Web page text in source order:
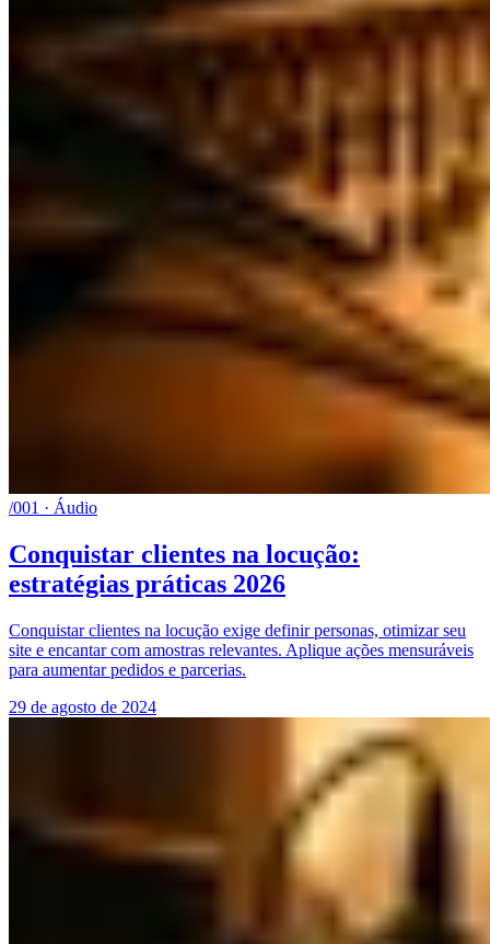
/001 · Áudio
Conquistar clientes na locução:
estratégias práticas 2026
Conquistar clientes na locução exige definir personas, otimizar seu
site e encantar com amostras relevantes. Aplique ações mensuráveis
para aumentar pedidos e parcerias.
29 de agosto de 2024